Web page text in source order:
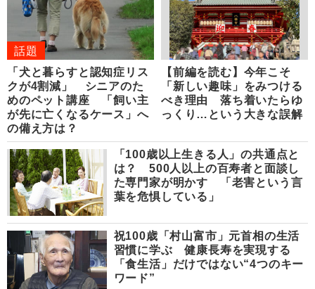
話題
「犬と暮らすと認知症リス
クが4割減」 シニアのた
めのペット講座 「飼い主
が先に亡くなるケース」へ
の備え方は？
【前編を読む】今年こそ
「新しい趣味」をみつける
べき理由 落ち着いたらゆ
っくり…という大きな誤解
「100歳以上生きる人」の共通点と
は？ 500人以上の百寿者と面談し
た専門家が明かす 「老害という言
葉を危惧している」
祝100歳「村山富市」元首相の生活
習慣に学ぶ 健康長寿を実現する
「食生活」だけではない“4つのキー
ワード”